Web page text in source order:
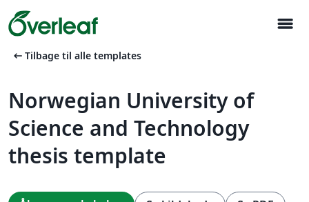
menu
arrow_left_alt Tilbage til alle templates
Norwegian University of
Science and Technology
thesis template